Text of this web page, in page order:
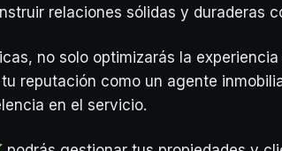
relaciones sólidas y duraderas
no solo optimizarás la
reputación como un agente
en el servicio.